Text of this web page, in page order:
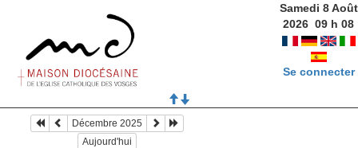
Samedi 8 Août
2026 09 h08
Se connecter
Décembre 2025
Aujourd'hui